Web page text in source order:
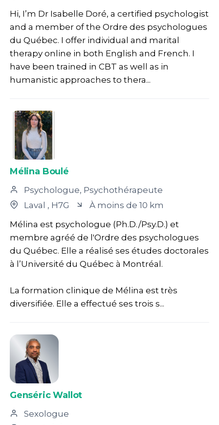
Hi, I’m Dr Isabelle Doré, a certified psychologist
and a member of the Ordre des psychologues
du Québec. I offer individual and marital
therapy online in both English and French. I
have been trained in CBT as well as in
humanistic approaches to thera...
Mélina Boulé
Psychologue, Psychothérapeute
Laval , H7G
À moins de 10 km
Mélina est psychologue (Ph.D./Psy.D.) et
membre agréé de l'Ordre des psychologues
du Québec. Elle a réalisé ses études doctorales
à l’Université du Québec à Montréal.
La formation clinique de Mélina est très
diversifiée. Elle a effectué ses trois s...
Genséric Wallot
Sexologue